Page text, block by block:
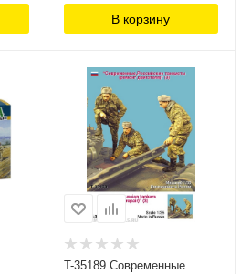
В корзину
T-35189 Современные